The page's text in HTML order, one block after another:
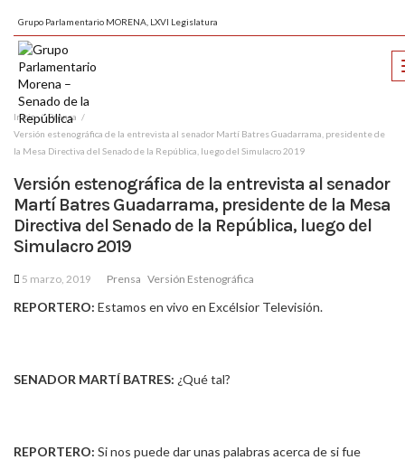
Grupo Parlamentario MORENA, LXVI Legislatura
Inicio
Prensa
Versión estenográfica de la entrevista al senador Martí Batres Guadarrama, presidente de
la Mesa Directiva del Senado de la República, luego del Simulacro 2019
Versión estenográfica de la entrevista al senador
Martí Batres Guadarrama, presidente de la Mesa
Directiva del Senado de la República, luego del
Simulacro 2019
5 marzo, 2019 Prensa Versión Estenográfica
REPORTERO: Estamos en vivo en Excélsior Televisión.
SENADOR MARTÍ BATRES: ¿Qué tal?
REPORTERO: Si nos puede dar unas palabras acerca de si fue